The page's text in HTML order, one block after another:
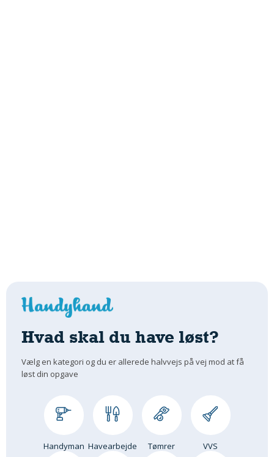
Hvad skal du have løst?
Vælg en kategori og du er allerede halvvejs på vej mod at få
løst din opgave
Handyman Havearbejde Tømrer VVS